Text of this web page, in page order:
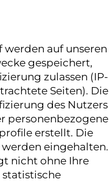
auf unseren
gespeichert,
zulassen (IP-
Seiten). Die
des Nutzers
personenbezogene
erstellt. Die
eingehalten.
nicht ohne Ihre